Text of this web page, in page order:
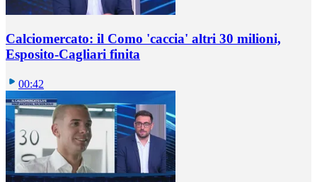
Calciomercato: il Como 'caccia' altri 30 milioni,
Esposito-Cagliari finita
00:42